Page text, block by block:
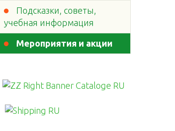
Подсказки, советы,
учебная информация
Мероприятия и акции